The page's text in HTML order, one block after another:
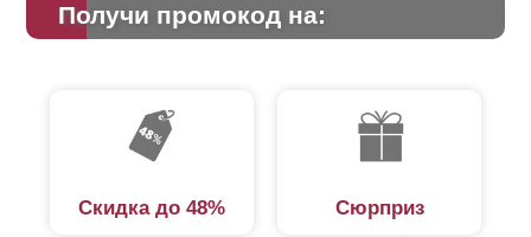
Получи промокод на:
Скидка до 48% Сюрприз